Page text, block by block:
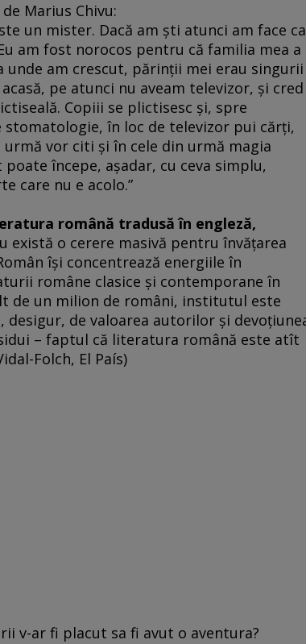
de Marius Chivu:
un mister. Dacă am şti atunci am face ca
am fost norocos pentru că familia mea a
am crescut, părinţii mei erau singurii
pe atunci nu aveam televizor, şi cred
Copiii se plictisesc şi, spre
în loc de televizor pui cărţi,
vor citi şi în cele din urmă magia
începe, aşadar, cu ceva simplu,
care nu e acolo.”
română tradusă în engleză,
există o cerere masivă pentru învăţarea
îşi concentrează energiile în
române clasice şi contemporane în
de un milion de români, institutul este
de valoarea autorilor şi
– faptul că literatura română este atît
Folch, El País)
v-ar fi placut sa fi avut o aventura?